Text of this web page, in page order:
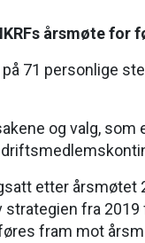
årsmøte
71 personlige
og valg,
etter
fra
fram mot